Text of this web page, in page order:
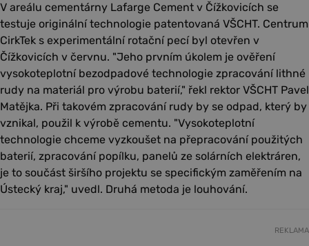
V areálu cementárny Lafarge Cement v Čížkovicích se
testuje originální technologie patentovaná VŠCHT. Centrum
CirkTek s experimentální rotační pecí byl otevřen v
Čížkovicích v červnu. "Jeho prvním úkolem je ověření
vysokoteplotní bezodpadové technologie zpracování lithné
rudy na materiál pro výrobu baterií," řekl rektor VŠCHT Pavel
Matějka. Při takovém zpracování rudy by se odpad, který by
vznikal, použil k výrobě cementu. "Vysokoteplotní
technologie chceme vyzkoušet na přepracování použitých
baterií, zpracování popílku, panelů ze solárních elektráren,
je to součást širšího projektu se specifickým zaměřením na
Ústecký kraj," uvedl. Druhá metoda je louhování.
REKLAMA